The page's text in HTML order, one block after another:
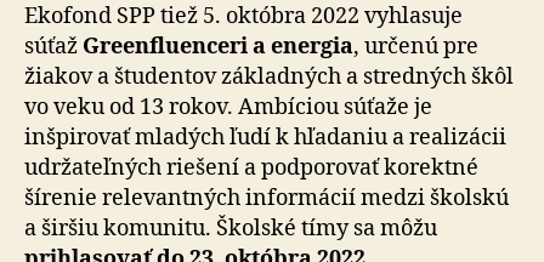
Ekofond SPP tiež 5. októbra 2022 vyhlasuje
súťaž Greenfluenceri a energia, určenú pre
žiakov a študentov základných a stredných škôl
vo veku od 13 rokov. Ambíciou súťaže je
inšpirovať mladých ľudí k hľadaniu a realizácii
udržateľných riešení a podporovať korektné
šírenie relevantných informácií medzi školskú
a širšiu komunitu. Školské tímy sa môžu